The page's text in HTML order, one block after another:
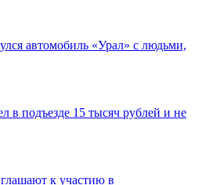
автомобиль «Урал» с людьми,
в подъезде 15 тысяч рублей и не
к участию в